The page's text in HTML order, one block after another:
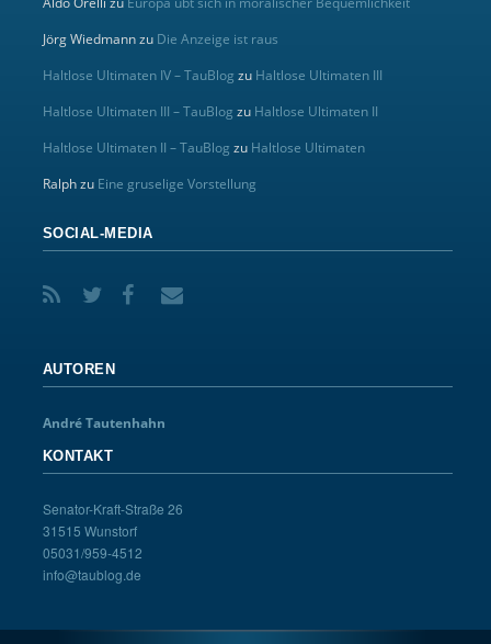
Jörg Wiedmannzu Die Anzeige ist raus
Haltlose Ultimaten IV – TauBlog zu Haltlose Ultimaten III
Haltlose Ultimaten III – TauBlog zu Haltlose Ultimaten II
Haltlose Ultimaten II – TauBlog zu Haltlose Ultimaten
Ralphzu Eine gruselige Vorstellung
SOCIAL-MEDIA
AUTOREN
André Tautenhahn
KONTAKT
Senator-Kraft-Straße 26
31515 Wunstorf
05031/959-4512
info@taublog.de